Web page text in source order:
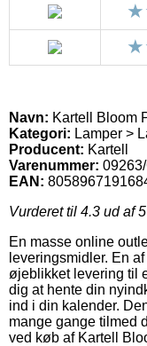
Navn: Kartell Bloom
Kategori: Lamper >
Producent: Kartell
Varenummer:
EAN:
Vurderet til 4.3 ud af
En masse online
leveringsmidler. En
øjeblikket levering til
dig at hente din
ind i din kalender.
mange gange tilmed
ved køb af Kartell